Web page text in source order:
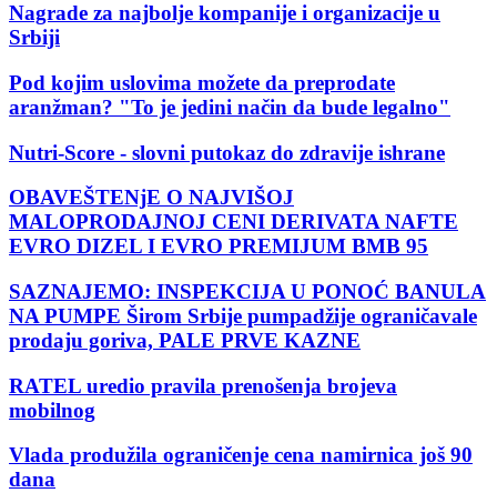
Nagrade za najbolje kompanije i organizacije u
Srbiji
Pod kojim uslovima možete da preprodate
aranžman? "To je jedini način da bude legalno"
Nutri-Score - slovni putokaz do zdravije ishrane
OBAVEŠTENjE O NAJVIŠOJ
MALOPRODAJNOJ CENI DERIVATA NAFTE
EVRO DIZEL I EVRO PREMIJUM BMB 95
SAZNAJEMO: INSPEKCIJA U PONOĆ BANULA
NA PUMPE Širom Srbije pumpadžije ograničavale
prodaju goriva, PALE PRVE KAZNE
RATEL uredio pravila prenošenja brojeva
mobilnog
Vlada produžila ograničenje cena namirnica još 90
dana